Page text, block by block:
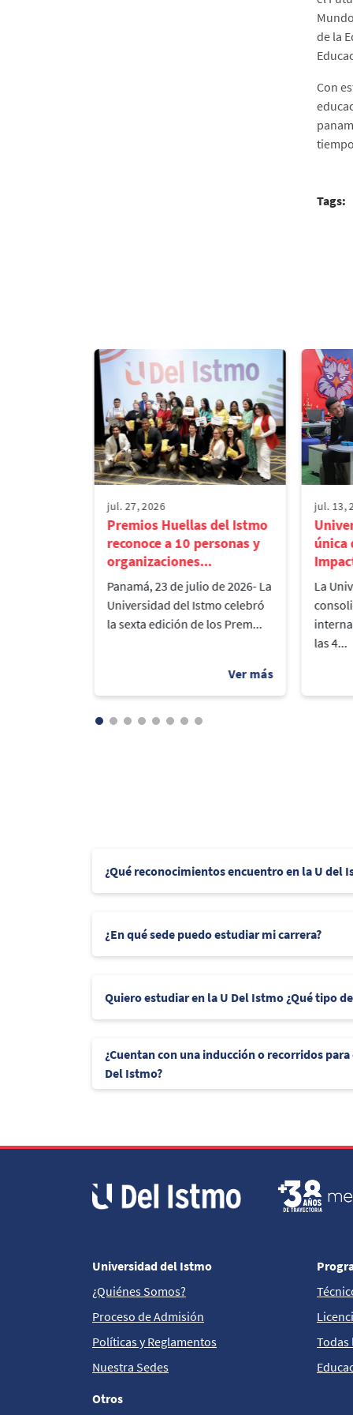
de la
Con
Tags:
jul. 27, 2026
Premios Huellas del Istmo
reconoce a 10 personas y
organizaciones...
Panamá, 23 de julio de 2026- La
Universidad del Istmo celebró
la sexta edición de los Prem...
jul. 13,
única
La
las 4...
¿Qué reconocimientos encuentro en la U del
¿En qué sede puedo estudiar mi carrera?
Quiero estudiar en la U Del Istmo ¿Qué tipo
¿Cuentan con una inducción o recorridos para
Del Istmo?
Universidad del Istmo
¿Quiénes Somos?
Proceso de Admisión
Políticas y Reglamentos
Nuestra Sedes
Todas
Otros